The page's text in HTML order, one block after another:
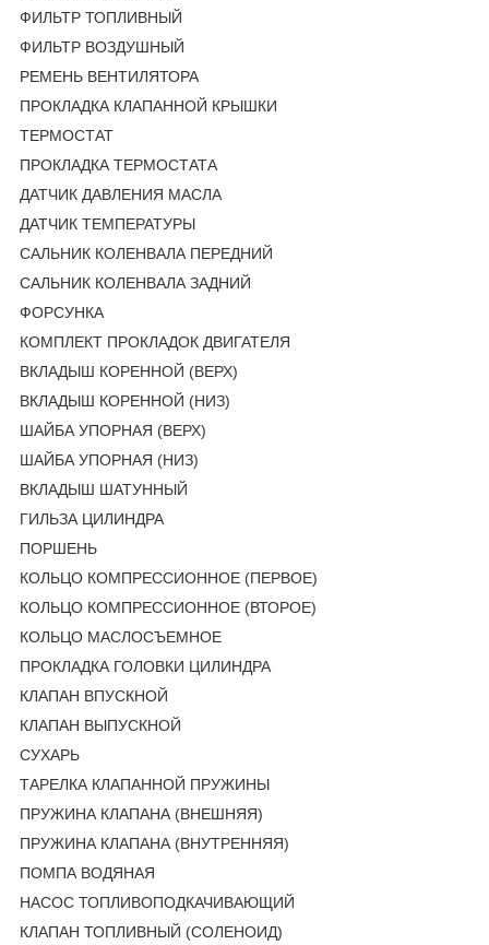
ФИЛЬТР ТОПЛИВНЫЙ
ФИЛЬТР ВОЗДУШНЫЙ
РЕМЕНЬ ВЕНТИЛЯТОРА
ПРОКЛАДКА КЛАПАННОЙ КРЫШКИ
ТЕРМОСТАТ
ПРОКЛАДКА ТЕРМОСТАТА
ДАТЧИК ДАВЛЕНИЯ МАСЛА
ДАТЧИК ТЕМПЕРАТУРЫ
САЛЬНИК КОЛЕНВАЛА ПЕРЕДНИЙ
САЛЬНИК КОЛЕНВАЛА ЗАДНИЙ
ФОРСУНКА
КОМПЛЕКТ ПРОКЛАДОК ДВИГАТЕЛЯ
ВКЛАДЫШ КОРЕННОЙ (ВЕРХ)
ВКЛАДЫШ КОРЕННОЙ (НИЗ)
ШАЙБА УПОРНАЯ (ВЕРХ)
ШАЙБА УПОРНАЯ (НИЗ)
ВКЛАДЫШ ШАТУННЫЙ
ГИЛЬЗА ЦИЛИНДРА
ПОРШЕНЬ
КОЛЬЦО КОМПРЕССИОННОЕ (ПЕРВОЕ)
КОЛЬЦО КОМПРЕССИОННОЕ (ВТОРОЕ)
КОЛЬЦО МАСЛОСЪЕМНОЕ
ПРОКЛАДКА ГОЛОВКИ ЦИЛИНДРА
КЛАПАН ВПУСКНОЙ
КЛАПАН ВЫПУСКНОЙ
СУХАРЬ
ТАРЕЛКА КЛАПАННОЙ ПРУЖИНЫ
ПРУЖИНА КЛАПАНА (ВНЕШНЯЯ)
ПРУЖИНА КЛАПАНА (ВНУТРЕННЯЯ)
ПОМПА ВОДЯНАЯ
НАСОС ТОПЛИВОПОДКАЧИВАЮЩИЙ
КЛАПАН ТОПЛИВНЫЙ (СОЛЕНОИД)